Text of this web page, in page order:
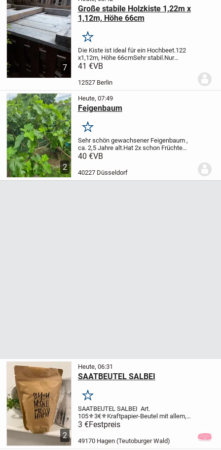
7
Große stabile Holzkiste 1,22m x
1,12m, Höhe 66cm
Merken
Die Kiste ist ideal für ein Hochbeet.122
x1,12m, Höhe 66cmSehr stabil.Nur
Abholung!
41 €VB
12527 Berlin
2
Heute, 07:49
Feigenbaum
Merken
Sehr schön gewachsener Feigenbaum ,
ca. 2,5 Jahre alt.Hat 2x schon Früchte
getragen.
40 €VB
40227 Düsseldorf
2
Heute, 06:31
SAATBEUTEL SALBEI
Merken
SAATBEUTEL SALBEI Art.
105⚜️3€⚜️ Kraftpapier-Beutel mit allem,
was zur Anzucht von Salbei benötigt wird
~ späteres Umtopfen möglich
ca.115 gHöhe 18 cmBreite 13 cm
3 €Festpreis
49170 Hagen (Teutoburger Wald)